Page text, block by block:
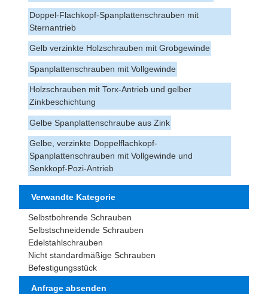
Doppel-Flachkopf-Spanplattenschrauben mit
Sternantrieb
Gelb verzinkte Holzschrauben mit Grobgewinde
Spanplattenschrauben mit Vollgewinde
Holzschrauben mit Torx-Antrieb und gelber
Zinkbeschichtung
Gelbe Spanplattenschraube aus Zink
Gelbe, verzinkte Doppelflachkopf-
Spanplattenschrauben mit Vollgewinde und
Senkkopf-Pozi-Antrieb
Verwandte Kategorie
Selbstbohrende Schrauben
Selbstschneidende Schrauben
Edelstahlschrauben
Nicht standardmäßige Schrauben
Befestigungsstück
Anfrage absenden